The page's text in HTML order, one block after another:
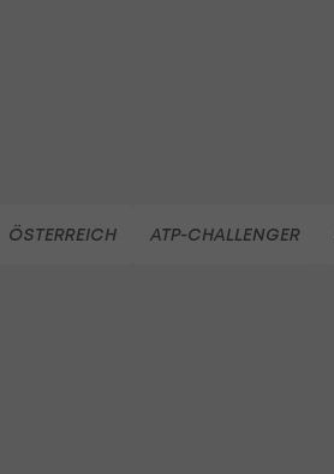
ÖSTERREICH ATP-CHALLENGER